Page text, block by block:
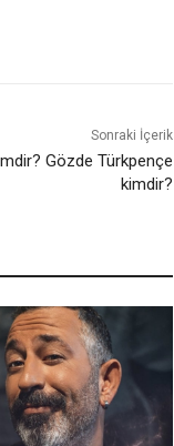
Sonraki İçerik
Gözde Türkpençe
kimdir?